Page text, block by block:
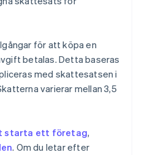
för att köpa en
betalas. Detta baseras
med skattesatsen i
varierar mellan 3,5
starta ett företag,
. Om du letar efter